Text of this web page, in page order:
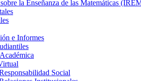
la Enseñanza de las Matemáticas
e Informes
Social